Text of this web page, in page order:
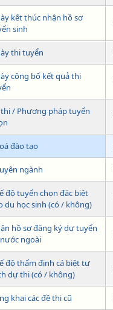
kết thúc nhận hồ sơ
sinh
thi tuyển
công bố kết quả thi
thi / Phương pháp tuyển
đào tạo
ngành
độ tuyển chọn đăc biệt
du học sinh (có / không)
hồ sơ đăng ký dự tuyển
ngoài
độ thẩm định cá biệt tư
dự thi (có / không)
khai các đề thi cũ